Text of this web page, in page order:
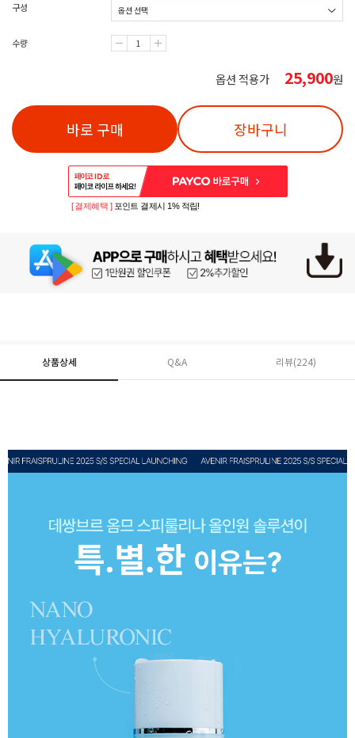
구성
수량
옵션 적용가 25,900원
바로 구매 장바구니
페이코 ID로 페
PAYCO 바로구매
[ 결제혜택 ] 포인트 결제시 1% 적립!
상품상세 Q&A 리뷰(224)